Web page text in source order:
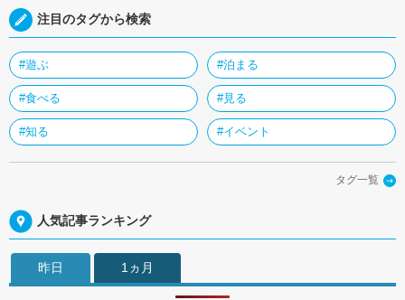
注目のタグから検索
#遊ぶ #泊まる
#食べる #見る
#知る #イベント
タグ一覧
人気記事ランキング
昨日 1ヵ月